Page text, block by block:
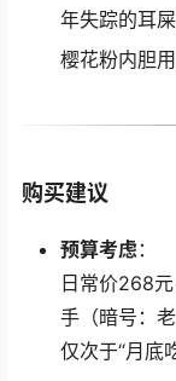
年失踪的耳屎
樱花粉内胆
购买建议
预算考虑：
日常价268
手（暗号：
仅次于“月底